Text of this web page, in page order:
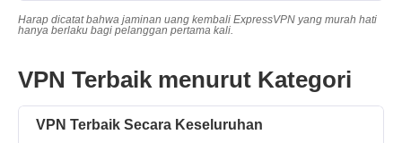
Harap dicatat bahwa jaminan uang kembali ExpressVPN yang murah hati
hanya berlaku bagi pelanggan pertama kali.
VPN Terbaik menurut Kategori
VPN Terbaik Secara Keseluruhan